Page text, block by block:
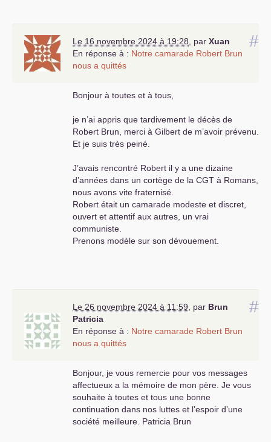
#
Le 16 novembre 2024 à 19:28 par Xuan
En réponse à : Notre camarade Robert Brun
nous a quittés
Bonjour à toutes et à tous,
je n’ai appris que tardivement le décès de
Robert Brun, merci à Gilbert de m’avoir prévenu.
Et je suis très peiné.
J’avais rencontré Robert il y a une dizaine
d’années dans un cortège de la CGT à Romans,
nous avons vite fraternisé.
Robert était un camarade modeste et discret,
ouvert et attentif aux autres, un vrai
communiste.
Prenons modèle sur son dévouement.
#
Le 26 novembre 2024 à 11:59 par Brun
Patricia
En réponse à : Notre camarade Robert Brun
nous a quittés
Bonjour, je vous remercie pour vos messages
affectueux a la mémoire de mon père. Je vous
souhaite à toutes et tous une bonne
continuation dans nos luttes et l’espoir d’une
société meilleure. Patricia Brun